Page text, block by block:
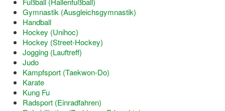
Integration durch Sport
NRW bewegt seine KINDER!
Bewegt zu Hause
Bewegt ÄLTER werden in NRW!
Bewegt GESUND bleiben in NRW!
Aktionen zu "Bewegt Älter werden" / "Bewegt gesund
Gymnastik (Ausgleichsgymnastik)
Handball
Hockey (Unihoc)
Hockey (Street-Hockey)
Jogging (Lauftreff)
Judo
Kampfsport (Taekwon-Do)
Karate
Kung Fu
Radsport (Einradfahren)